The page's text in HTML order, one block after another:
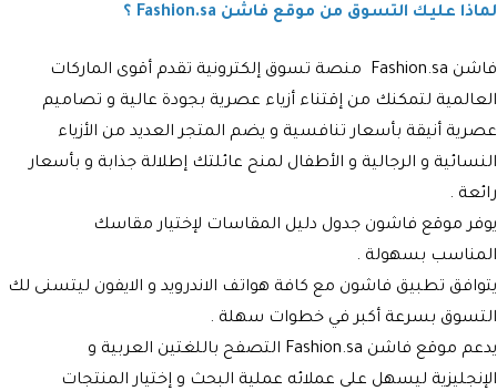
لماذا عليك التسوق من موقع فاشن Fashion.sa ؟
فاشن Fashion.sa
منصة تسوق إلكترونية تقدم أقوى الماركات
العالمية لتمكنك من إقتناء أزياء عصرية بجودة عالية و تصاميم
عصرية أنيقة بأسعار تنافسية و يضم المتجر العديد من الأزياء
النسائية و الرجالية و الأطفال لمنح عائلتك إطلالة جذابة و بأسعار
رائعة .
يوفر موقع فاشون جدول دليل المقاسات لإختيار مقاسك
المناسب بسهولة .
يتوافق تطبيق فاشون مع كافة هواتف الاندرويد و الايفون ليتسنى لك
التسوق بسرعة أكبر في خطوات سهلة .
يدعم موقع فاشن Fashion.sa التصفح باللغتين العربية و
الإنجليزية ليسهل على عملائه عملية البحث و إختيار المنتجات